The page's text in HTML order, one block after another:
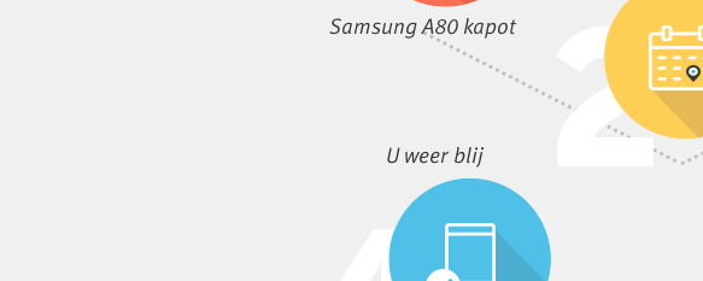
Samsung A80 kapot
U weer blij